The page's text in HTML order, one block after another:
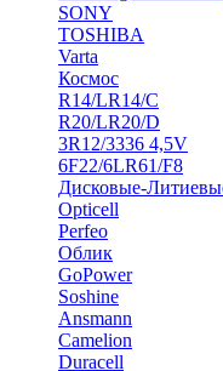
SONY
TOSHIBA
Varta
Космос
R14/LR14/C
R20/LR20/D
3R12/3336 4,5V
6F22/6LR61/F8
Дисковые-
Opticell
Perfeo
Облик
GoPower
Soshine
Ansmann
Camelion
Duracell